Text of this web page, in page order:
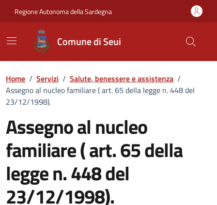
Regione Autonoma della Sardegna
Comune di Seui
Home / Servizi / Salute, benessere e assistenza /
Assegno al nucleo familiare ( art. 65 della legge n. 448 del
23/12/1998).
Assegno al nucleo
familiare ( art. 65 della
legge n. 448 del
23/12/1998).